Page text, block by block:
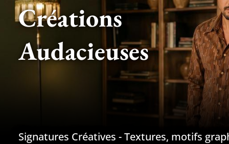
Créations
Audacieuses
Signatures Créatives - Textures, motifs